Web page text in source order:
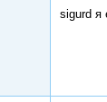
sigurd